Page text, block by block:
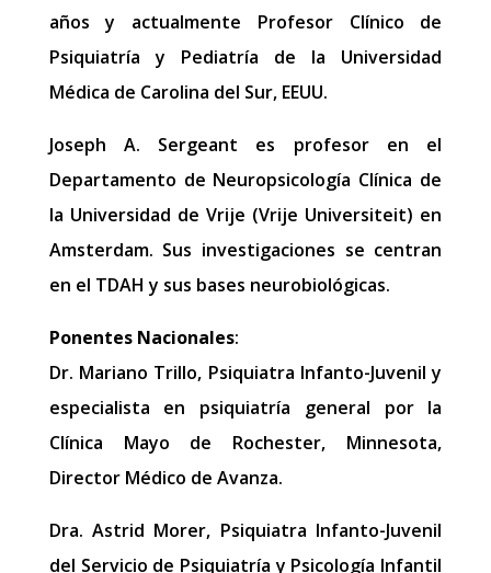
años y actualmente Profesor Clínico de
Psiquiatría y Pediatría de la Universidad
Médica de Carolina del Sur, EEUU.
Joseph A. Sergeant es profesor en el
Departamento de Neuropsicología Clínica de
la Universidad de Vrije (Vrije Universiteit) en
Amsterdam. Sus investigaciones se centran
en el TDAH y sus bases neurobiológicas.
Ponentes Nacionales:
Dr. Mariano Trillo, Psiquiatra Infanto-Juvenil y
especialista en psiquiatría general por la
Clínica Mayo de Rochester, Minnesota,
Director Médico de Avanza.
Dra. Astrid Morer, Psiquiatra Infanto-Juvenil
del Servicio de Psiquiatría y Psicología Infantil